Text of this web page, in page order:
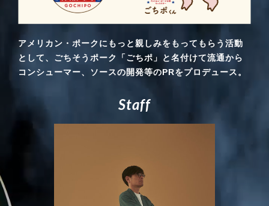
アメリカン・ポークにもっと親しみをもってもらう活動
として、ごちそうポーク「ごちポ」と名付けて流通から
コンシューマー、ソースの開発等のPRをプロデュース。
Staff